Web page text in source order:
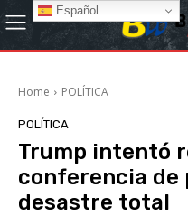
Home POLÍTICA
POLÍTICA
Trump intentó
conferencia de
desastre total
Español